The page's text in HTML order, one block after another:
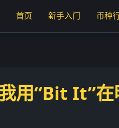
首页 新手入门 币种
用“Bit It”